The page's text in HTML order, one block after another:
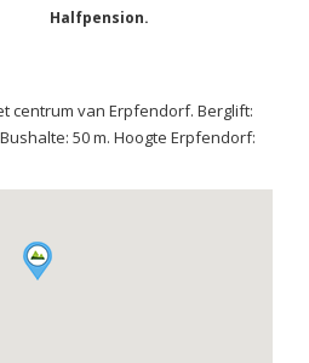
Halfpension.
centrum van Erpfendorf. Berglift:
50 m. Hoogte Erpfendorf: